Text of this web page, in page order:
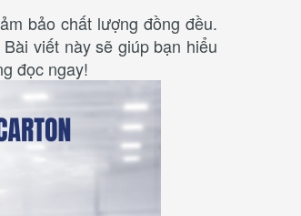
bảo chất lượng đồng đều.
viết này sẽ giúp bạn hiểu
đọc ngay!